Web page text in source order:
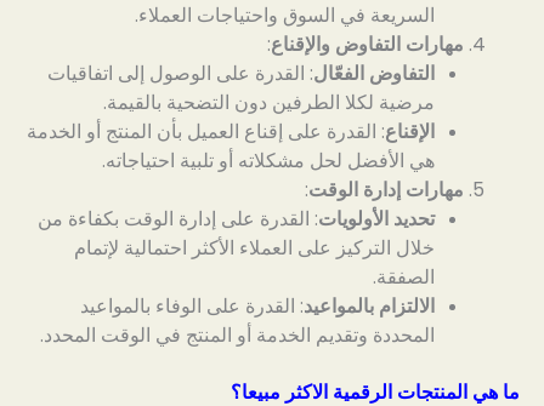
السريعة في السوق واحتياجات العملاء.
مهارات التفاوض والإقناع:
التفاوض الفعّال: القدرة على الوصول إلى اتفاقيات
مرضية لكلا الطرفين دون التضحية بالقيمة.
الإقناع: القدرة على إقناع العميل بأن المنتج أو الخدمة
هي الأفضل لحل مشكلاته أو تلبية احتياجاته.
مهارات إدارة الوقت:
تحديد الأولويات: القدرة على إدارة الوقت بكفاءة من
خلال التركيز على العملاء الأكثر احتمالية لإتمام
الصفقة.
الالتزام بالمواعيد: القدرة على الوفاء بالمواعيد
المحددة وتقديم الخدمة أو المنتج في الوقت المحدد.
ما هي المنتجات الرقمية الاكثر مبيعا؟